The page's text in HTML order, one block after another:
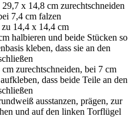
x 14,8 cm zurechtschneiden
7,4 cm falzen
14,4 x 14,4 cm
halbieren und beide Stücken so
kleben, dass sie an den
zurechtschneiden, bei 7 cm
dass beide Teile an den
ausstanzen, prägen, zur
und auf den linken Torflügel